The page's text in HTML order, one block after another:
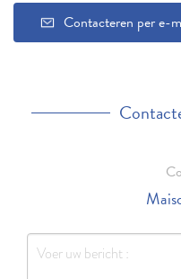
Contacteren per e-